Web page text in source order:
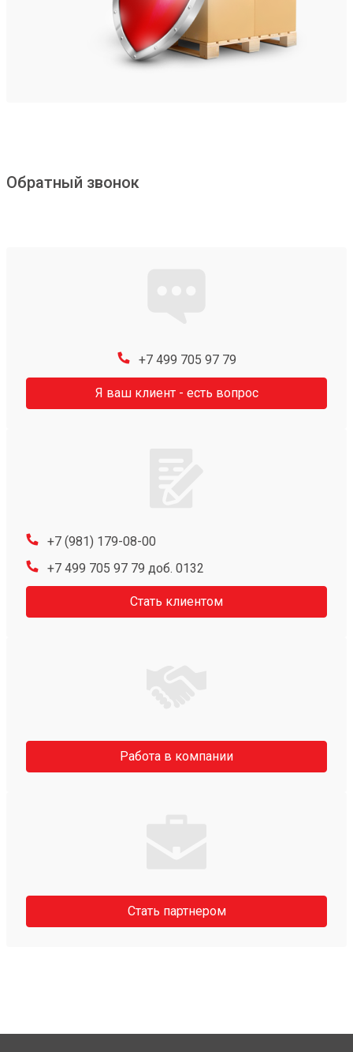
Обратный звонок
+7 499 705 97 79
Я ваш клиент - есть вопрос
+7 (981) 179-08-00
+7 499 705 97 79 доб. 0132
Стать клиентом
Работа в компании
Стать партнером